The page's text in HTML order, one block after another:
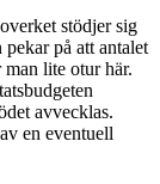
stödjer sig
på att antalet
lite otur här.
avvecklas.
en eventuell